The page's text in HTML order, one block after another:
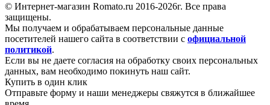
© Интернет-магазин Romato.ru 2016-2026г. Все права
защищены.
Мы получаем и обрабатываем персональные данные
посетителей нашего сайта в соответствии с официальной
политикой.
Если вы не даете согласия на обработку своих персональных
данных, вам необходимо покинуть наш сайт.
Купить в один клик
Отправьте форму и наши менеджеры свяжутся в ближайшее